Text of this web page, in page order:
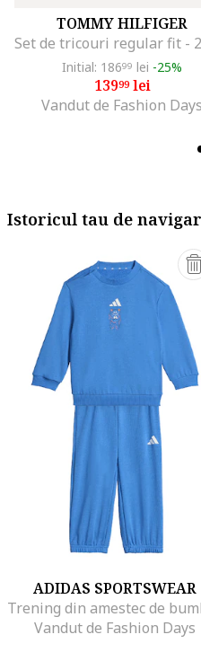
TOMMY HILFIGER
Initial: 18699 lei -25%
13999lei
Vandut de Fashion Days
Istoricul tau de
ADIDAS SPORTSWEAR
Vandut de Fashion Days